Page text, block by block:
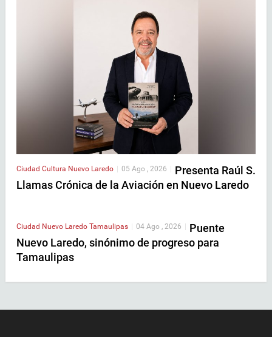
Ciudad Cultura Nuevo Laredo 05 Ago , 2026
Presenta Raúl S.
Llamas Crónica de la Aviación en Nuevo Laredo
Ciudad Nuevo Laredo Tamaulipas | 04 Ago , 2026 | Puente
Nuevo Laredo, sinónimo de progreso para
Tamaulipas